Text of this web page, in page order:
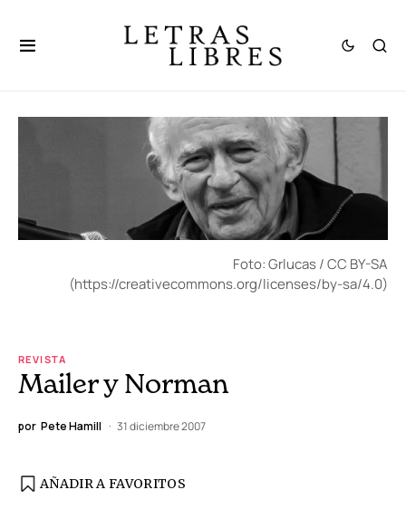
Foto: Grlucas / CC BY-SA
(https://creativecommons.org/licenses/by-sa/4.0)
REVISTA
Mailer y Norman
por Pete Hamill 31 diciembre 2007
AÑADIR A FAVORITOS